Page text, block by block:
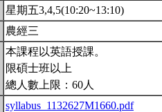
星期五3,4,5(10:20~13:10)
農經三
本課程以英語授課。
限碩士班以上
總人數上限：60人
syllabus_1132627M1660.pdf